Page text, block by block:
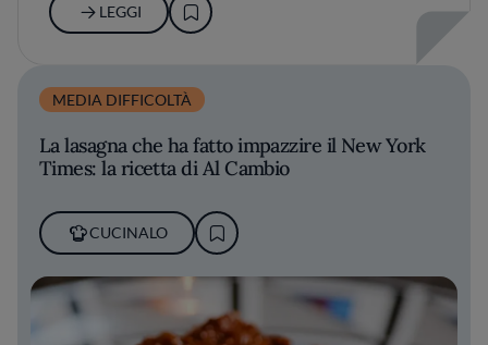
LEGGI
MEDIA DIFFICOLTÀ
La lasagna che ha fatto impazzire il New York
Times: la ricetta di Al Cambio
CUCINALO